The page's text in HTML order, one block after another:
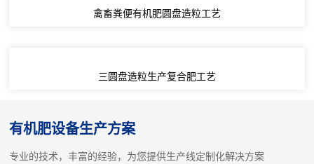
禽畜粪便有机肥圆盘造粒工艺
三圆盘造粒生产复合肥工艺
有机肥设备生产方案
专业的技术，丰富的经验，为您提供生产线定制化解决方案